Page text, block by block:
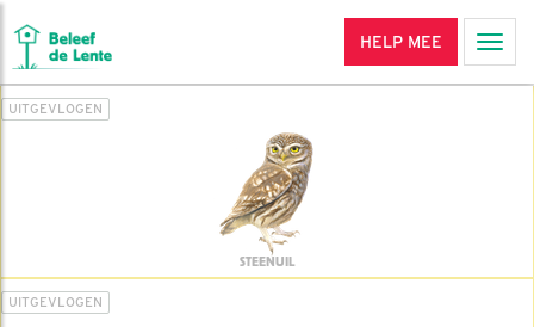
HELP MEE
UITGEVLOGEN
STEENUIL
UITGEVLOGEN